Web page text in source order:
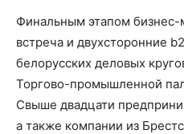
Финальным этапом
встреча и двухсторонние
белорусских деловых
Торгово-промышленной
Свыше двадцати
а также компании из